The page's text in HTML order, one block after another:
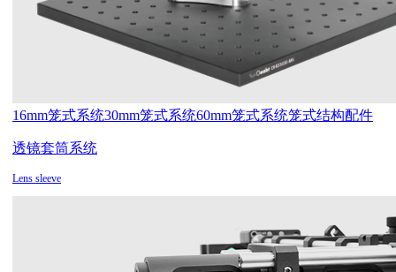
16mm笼式系统30mm笼式系统60mm笼式系统笼式结构配件
透镜套筒系统
Lens sleeve